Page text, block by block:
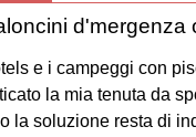
d'mergenza
e i campeggi con
la mia tenuta da
la soluzione resta di